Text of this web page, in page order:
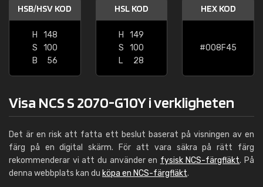
HSB/HSV KOD
H
148
S
100
B
56
HSL KOD
H
149
S
100
L
28
HEX KOD
#008F45
Visa NCS S 2070-G10Y i verkligheten
Det är en risk att fatta ett beslut baserat på visningen av en
färg på en digital skärm. För att vara säkra på rätt färg
rekommenderar vi att du använder en fysisk NCS-färgfläkt. På
denna webbplats kan du köpa en NCS-färgfläkt.